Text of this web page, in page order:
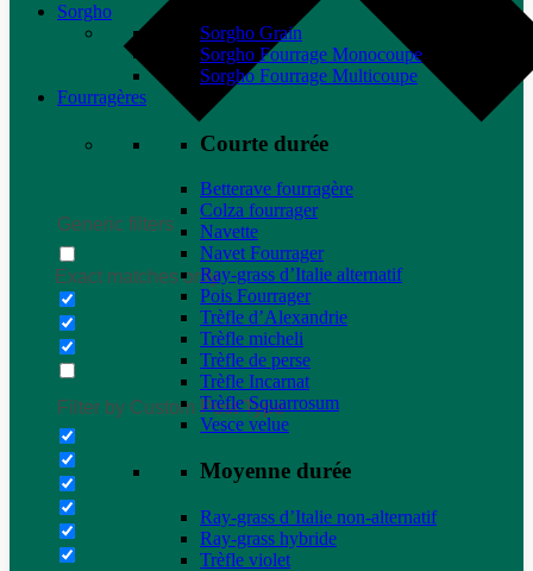
Generic filters
Exact matches only
Filter by Custom Post Type
Sorgho
Sorgho Grain
Sorgho Fourrage Monocoupe
Sorgho Fourrage Multicoupe
Fourragères
Courte durée
Betterave fourragère
Colza fourrager
Navette
Navet Fourrager
Ray-grass d’Italie alternatif
Pois Fourrager
Trèfle d’Alexandrie
Trèfle micheli
Trèfle de perse
Trèfle Incarnat
Trèfle Squarrosum
Vesce velue
Moyenne durée
Ray-grass d’Italie non-alternatif
Ray-grass hybride
Trèfle violet